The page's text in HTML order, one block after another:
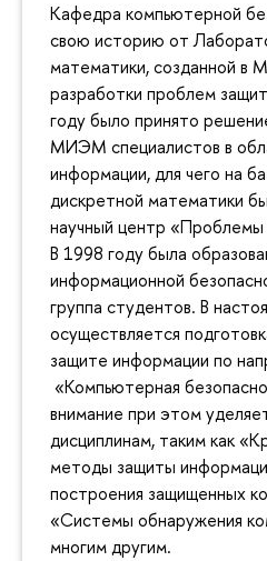
Кафедра компьютерной
свою историю от
математики, созданной в
разработки проблем
году было принято
МИЭМ специалистов в
информации, для чего на
дискретной математики
научный центр
В 1998 году была
информационной
группа студентов. В
осуществляется
защите информации по
«Компьютерная
внимание при этом
дисциплинам, таким как
методы защиты
построения защищенных
«Системы обнаружения
многим другим.